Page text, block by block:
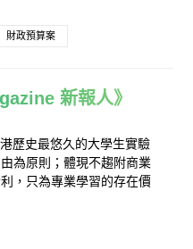
財政預算案
新報人》
歷史最悠久的大學生實驗
為原則；體現不趨附商業
，只為專業學習的存在價